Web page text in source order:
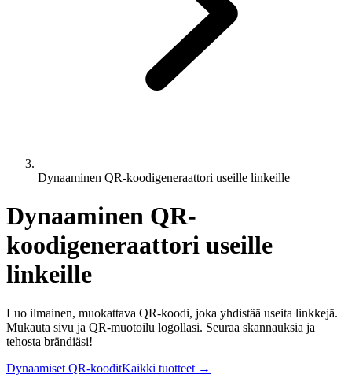
Dynaaminen QR-koodigeneraattori useille linkeille
Dynaaminen QR-
koodigeneraattori useille
linkeille
Luo ilmainen, muokattava QR-koodi, joka yhdistää useita linkkejä.
Mukauta sivu ja QR-muotoilu logollasi. Seuraa skannauksia ja
tehosta brändiäsi!
Dynaamiset QR-kooditKaikki tuotteet →